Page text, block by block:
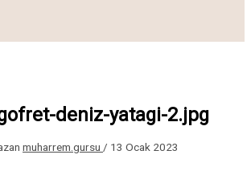
deniz-yatagi-2.jpg
muharrem.gursu / 13 Ocak 2023